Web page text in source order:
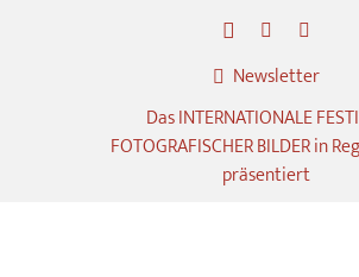
Newsletter
Das INTERNATIONALE
FOTOGRAFISCHER BILDER in
präsentiert